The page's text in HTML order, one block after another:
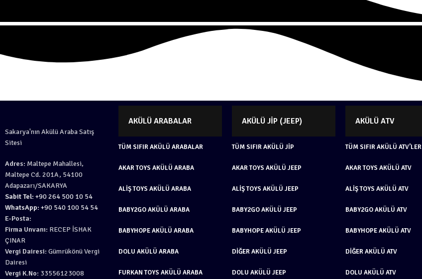
Sakarya'nın Akülü Araba Satış
Sitesi
Adres: Maltepe Mahallesi,
Maltepe Cd. 201A, 54100
Adapazarı/SAKARYA
Sabit Tel: +90 264 500 10 54
WhatsApp: +90 540 100 54 54
E-Posta:
Firma Unvanı: RECEP İSHAK
ÇINAR
Vergi Dairesi: Gümrükönü Vergi
Dairesi
Vergi K.No: 33556123008
AKÜLÜ ARABALAR
TÜM SIFIR AKÜLÜ ARABALAR
AKAR TOYS AKÜLÜ ARABA
ALIŞ TOYS AKÜLÜ ARABA
BABY2GO AKÜLÜ ARABA
BABYHOPE AKÜLÜ ARABA
DOLU AKÜLÜ ARABA
FURKAN TOYS AKÜLÜ ARABA
AKÜLÜ JIP (JEEP)
TÜM SIFIR AKÜLÜ JIP
AKAR TOYS AKÜLÜ JEEP
ALIŞ TOYS AKÜLÜ JEEP
BABY2GO AKÜLÜ JEEP
BABYHOPE AKÜLÜ JEEP
DIĞER AKÜLÜ JEEP
DOLU AKÜLÜ JEEP
AKÜLÜ ATV
TÜM SIFIR AKÜLÜ ATV’LER
AKAR TOYS AKÜLÜ ATV
ALIŞ TOYS AKÜLÜ ATV
BABY2GO AKÜLÜ ATV
BABYHOPE AKÜLÜ ATV
DIĞER AKÜLÜ ATV
DOLU AKÜLÜ ATV